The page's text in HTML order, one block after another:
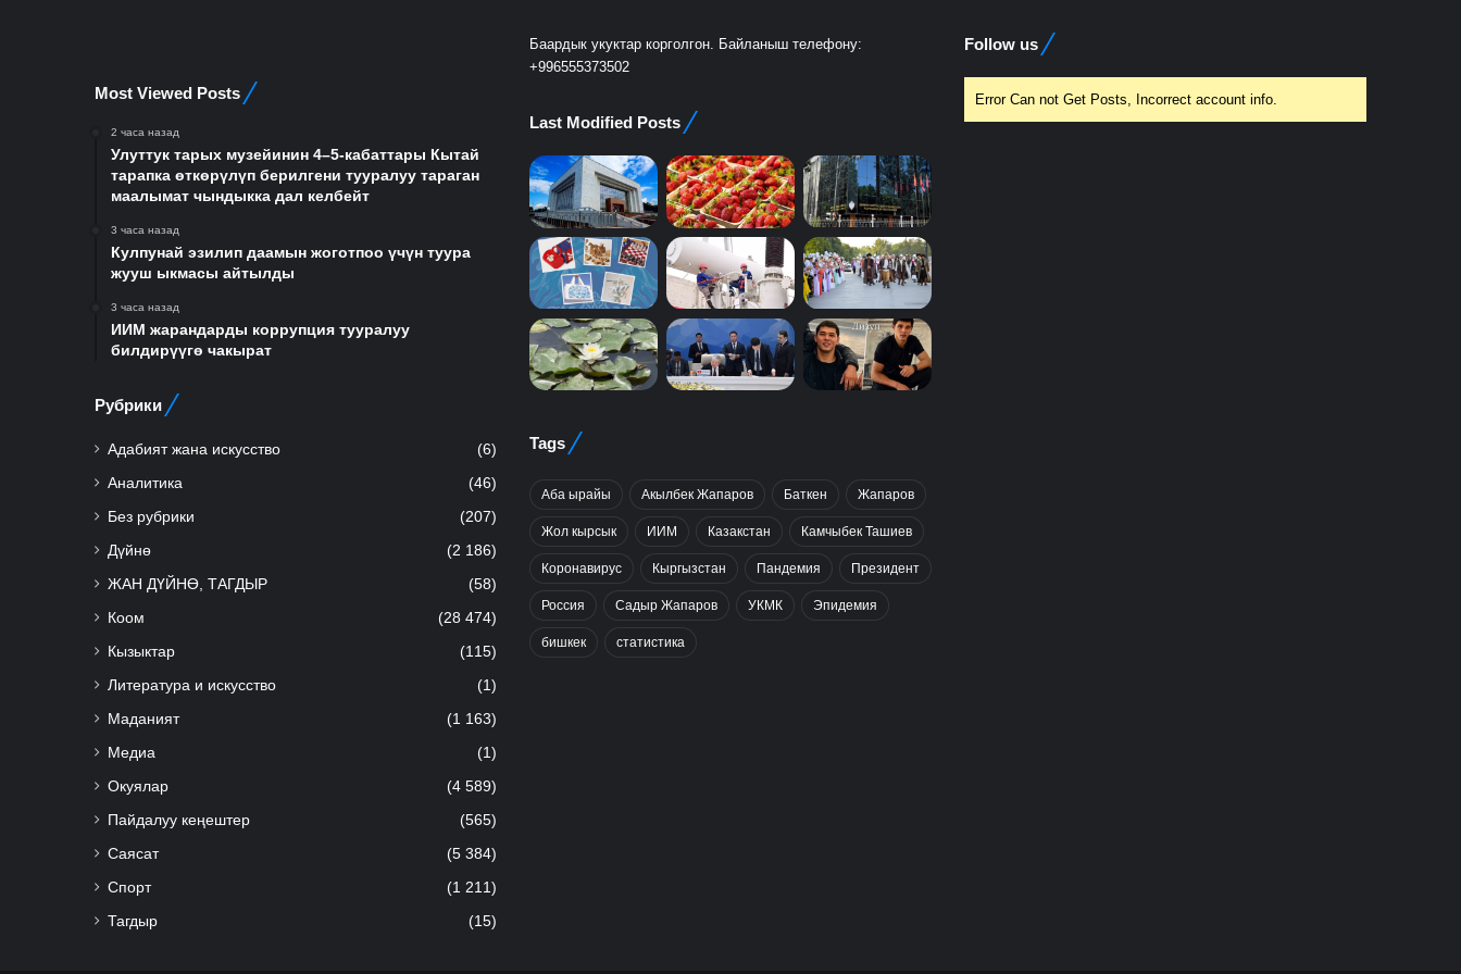
Most Viewed Posts
2 часа назад
Улуттук тарых музейинин 4–5-кабаттары Кытай
тарапка өткөрүлүп берилгени тууралуу тараган
маалымат чындыкка дал келбейт
3 часа назад
Кулпунай эзилип даамын жоготпоо үчүн туура
жууш ыкмасы айтылды
3 часа назад
ИИМ жарандарды коррупция тууралуу
билдирүүгө чакырат
Рубрики
Адабият жана искусство (6)
Аналитика (46)
Без рубрики (207)
Дүйнө (2 186)
ЖАН ДҮЙНӨ, ТАГДЫР (58)
Коом (28 474)
Кызыктар (115)
Литература и искусство (1)
Маданият (1 163)
Медиа (1)
Окуялар (4 589)
Пайдалуу кеңештер (565)
Саясат (5 384)
Спорт (1 211)
Тагдыр (15)
Баардык укуктар корголгон. Байланыш телефону:
+996555373502
Last Modified Posts
Tags
Аба ырайы Акылбек Жапаров Баткен Жапаров
Жол кырсык ИИМ Казакстан Камчыбек Ташиев
Коронавирус Кыргызстан Пандемия Президент
Россия Садыр Жапаров УКМК Эпидемия
бишкек статистика
Follow us
Error Can not Get Posts, Incorrect account info.